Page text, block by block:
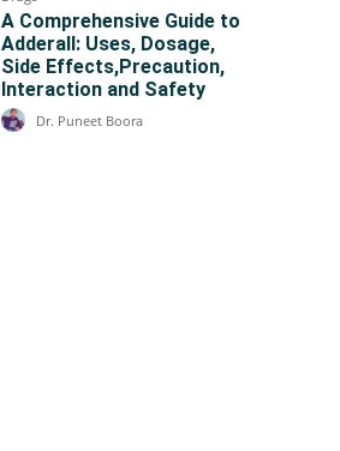
A Comprehensive Guide to
Adderall: Uses, Dosage,
Side Effects,Precaution,
Interaction and Safety
Dr. Puneet Boora